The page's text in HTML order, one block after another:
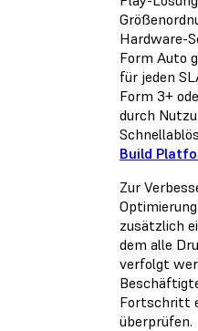
Hardware-
Form Auto
für jeden
Form 3+
durch
Build
Zur
zusätzlich
dem alle
verfolgt
Fortschritt
überprüfen.